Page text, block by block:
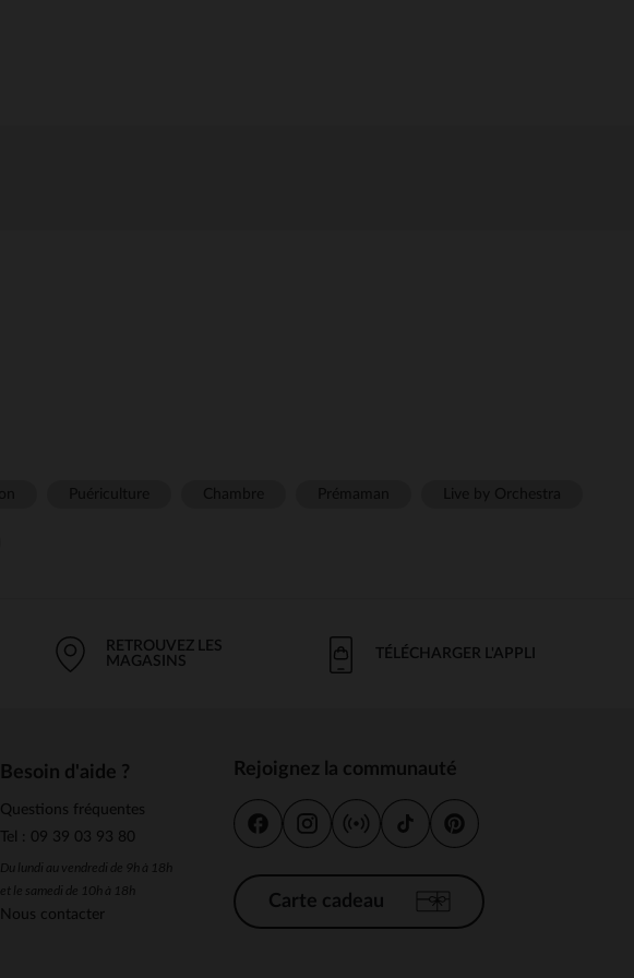
RETROUVEZ LES
MAGASINS
TÉLÉCHARGER L'APPLI
Besoin d'aide ?
Questions fréquentes
Tel : 09 39 03 93 80
Du lundi au vendredi de 9h à 18h
et le samedi de 10h à 18h
Nous contacter
Rejoignez la communauté
Carte cadeau